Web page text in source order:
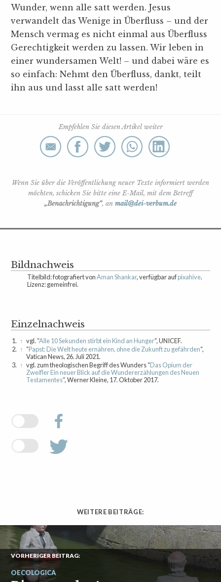
Wunder, wenn alle satt werden. Jesus
verwandelt das Wenige in Überfluss – und der
Mensch vermag es nicht einmal aus Überfluss
Gerechtigkeit werden zu lassen. Wir leben in
einer wundersamen Welt! – und dabei wäre es
so einfach: Nehmt den Überfluss, dankt, teilt
ihn aus und lasst alle satt werden!
Empfehlen Sie diesen Artikel weiter
Wenn Sie über die Veröffentlichung neuer Texte informiert werden
möchten, schicken Sie bitte eine E-Mail, mit dem Betreff
„Benachrichtigung“, an mail@dei-verbum.de
Bildnachweis
Titelbild: fotografiert vonAman Shankar, verfügbar aufpixahive.
Lizenz: gemeinfrei.
Einzelnachweis
1. ↑ vgl. “Alle 10 Sekunden stirbt ein Kind an Hunger“, UNICEF.
2. ↑ “Papst: Die Welt heute ernähren, ohne die Zukunft zu gefährden“,
Vatican News, 26. Juli 2021.
3. ↑ vgl. zum theologischen Begriff des Wunders “Das Opium der
Zweifler Ein neuer Blick auf die Wundererzählungen des Neuen
Testamentes“, Werner Kleine, 17. Oktober 2017.
WEITERE BEITRÄGE:
VORHERIGER BEITRAG:
OECOLOGICA